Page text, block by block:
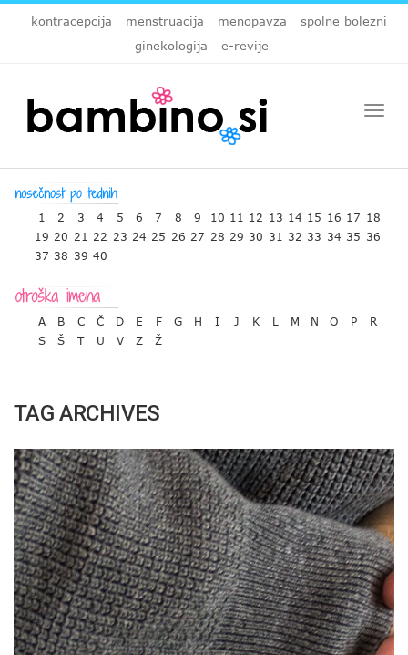
kontracepcija menstruacija menopavza
spolne bolezni
ginekologija
e-revije
1 2 3 4 5 6 7 8 9 10 11 12 13 14 15 16 17 18
19 20 21 22 23 24 25 26 27 28 29 30 31 32 33 34 35 36
37 38 39 40
A B C Č D E F G H I J K L M N O P
R
S
Š T U V Z Ž
TAG ARCHIVES